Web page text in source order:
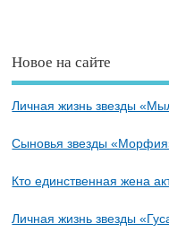
Новое на сайте
Личная жизнь звезды
Сыновья звезды
Кто единственная жена
Личная жизнь звезды